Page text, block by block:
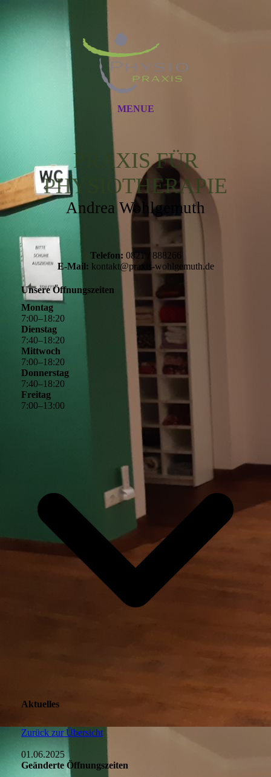
MENUE
PRAXIS FÜR
PHYSIOTHERAPIE
Andrea Wohlgemuth
Telefon: 0821 / 888266
E-Mail: kontakt@praxis-wohlgemuth.de
Unsere Öffnungszeiten
Montag
7:00–18:20
Dienstag
7:40–18:20
Mittwoch
7:00–18:20
Donnerstag
7:40–18:20
Freitag
7:00–13:00
Aktuelles
Zurück zur Übersicht
01.06.2025
Geänderte Öffnungszeiten